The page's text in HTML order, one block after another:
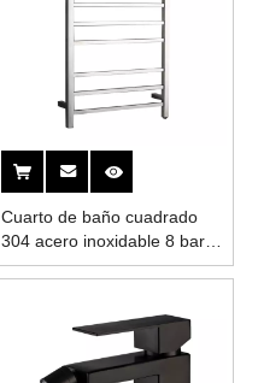
Cuarto de baño cuadrado
304 acero inoxidable 8 barra
calentador de agua caliente